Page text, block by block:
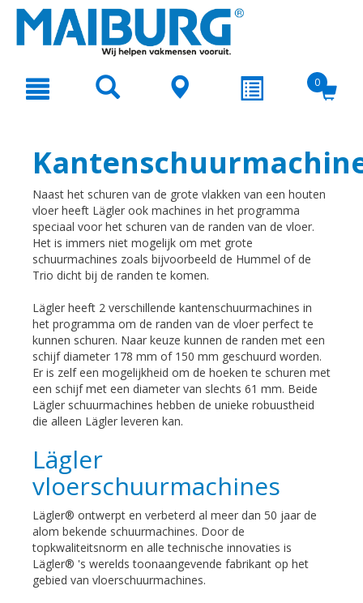
text.skipToNavigation
0
Naast het schuren van de grote vlakken van een houten
vloer heeft Lägler ook machines in het programma
speciaal voor het schuren van de randen van de vloer.
Het is immers niet mogelijk om met grote
schuurmachines zoals bijvoorbeeld de Hummel of de
Trio dicht bij de randen te komen.
Lägler heeft 2 verschillende kantenschuurmachines in
het programma om de randen van de vloer perfect te
kunnen schuren. Naar keuze kunnen de randen met een
schijf diameter 178 mm of 150 mm geschuurd worden.
Er is zelf een mogelijkheid om de hoeken te schuren met
een schijf met een diameter van slechts 61 mm. Beide
Lägler schuurmachines hebben de unieke robuustheid
die alleen Lägler leveren kan.
Lägler
vloerschuurmachines
Lägler® ontwerpt en verbeterd al meer dan 50 jaar de
alom bekende schuurmachines. Door de
topkwaliteitsnorm en alle technische innovaties is
Lägler® 's werelds toonaangevende fabrikant op het
gebied van vloerschuurmachines.